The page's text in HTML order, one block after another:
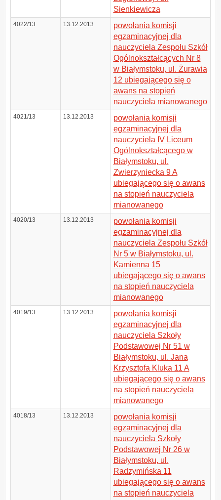
Sienkiewicza
4022/13 13.12.2013
powołania komisji
egzaminacyjnej dla
nauczyciela Zespołu Szkół
Ogólnokształcących Nr 8
w Białymstoku, ul. Żurawia
12 ubiegającego się o
awans na stopień
nauczyciela mianowanego
4021/13 13.12.2013
powołania komisji
egzaminacyjnej dla
nauczyciela IV Liceum
Ogólnokształcącego w
Białymstoku, ul.
Zwierzyniecka 9 A
ubiegającego się o awans
na stopień nauczyciela
mianowanego
4020/13 13.12.2013
powołania komisji
egzaminacyjnej dla
nauczyciela Zespołu Szkół
Nr 5 w Białymstoku, ul.
Kamienna 15
ubiegającego się o awans
na stopień nauczyciela
mianowanego
4019/13 13.12.2013
powołania komisji
egzaminacyjnej dla
nauczyciela Szkoły
Podstawowej Nr 51 w
Białymstoku, ul. Jana
Krzysztofa Kluka 11 A
ubiegającego się o awans
na stopień nauczyciela
mianowanego
4018/13 13.12.2013
powołania komisji
egzaminacyjnej dla
nauczyciela Szkoły
Podstawowej Nr 26 w
Białymstoku, ul.
Radzymińska 11
ubiegającego się o awans
na stopień nauczyciela